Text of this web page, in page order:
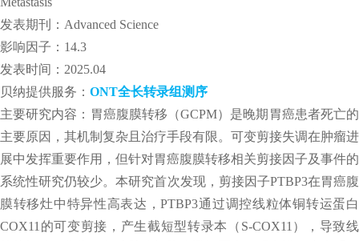
发表期刊：Advanced Science
影响因子：14.3
发表时间：2025.04
贝纳提供服务： ONT全长转录组测序
主要研究内容：胃癌腹膜转移（GCPM）是晚期胃癌患者死亡的
主要原因，其机制复杂且治疗手段有限。可变剪接失调在肿瘤进
展中发挥重要作用，但针对胃癌腹膜转移相关剪接因子及事件的
系统性研究仍较少。本研究首次发现，剪接因子PTBP3在胃癌腹
膜转移灶中特异性高表达，PTBP3通过调控线粒体铜转运蛋白
COX11的可变剪接，产生截短型转录本（S-COX11），导致线